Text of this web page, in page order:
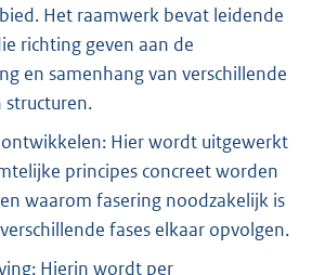
Het raamwerk bevat leidende
richting geven aan de
en samenhang van verschillende
structuren.
ontwikkelen: Hier wordt uitgewerkt
principes concreet worden
waarom fasering noodzakelijk is
fases elkaar opvolgen.
Hierin wordt per